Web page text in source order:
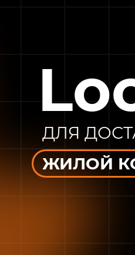
ДЛЯ
ЖИЛОЙ